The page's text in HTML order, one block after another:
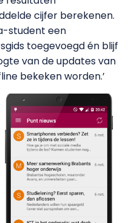
cijfer berekenen.
student een
toegevoegd én blijf
van de updates van
bekeken worden.’